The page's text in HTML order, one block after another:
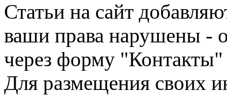
Статьи на сайт
ваши права нарушены -
через форму "Контакты"
Для размещения своих